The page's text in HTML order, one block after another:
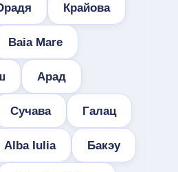
Крайова
Baia Mare
Арад
Сучава Галац
Alba Iulia Бакэу